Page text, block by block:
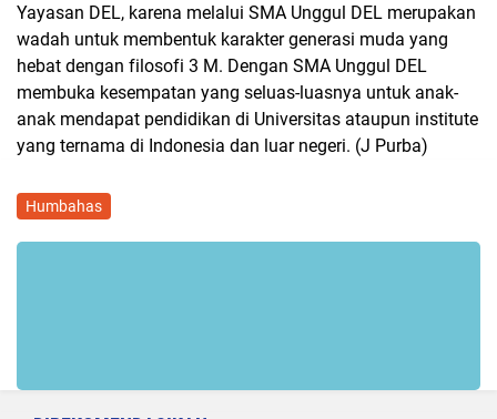
Yayasan DEL, karena melalui SMA Unggul DEL merupakan
wadah untuk membentuk karakter generasi muda yang
hebat dengan filosofi 3 M. Dengan SMA Unggul DEL
membuka kesempatan yang seluas-luasnya untuk anak-
anak mendapat pendidikan di Universitas ataupun institute
yang ternama di Indonesia dan luar negeri. (J Purba)
Humbahas